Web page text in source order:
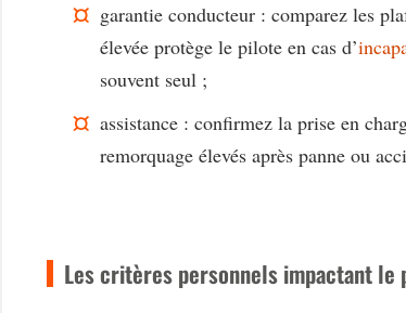
garantie conducteur : comparez les
élevée protège le pilote en cas d’
souvent seul ;
assistance : confirmez la prise en
remorquage élevés après panne ou
Les critères personnels impactant le